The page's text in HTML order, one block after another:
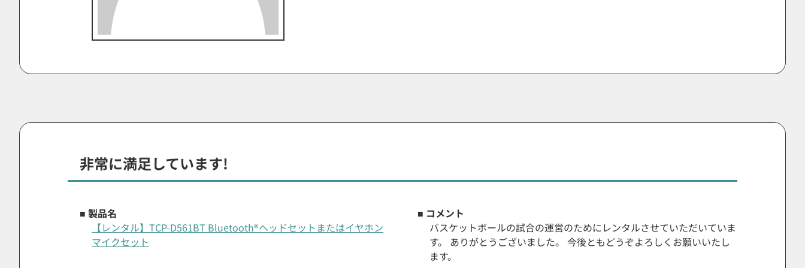
非常に満足しています!
■ 製品名
【レンタル】TCP-D561BT Bluetooth®ヘッドセットまたはイヤホン
マイクセット
■ コメント
バスケットボールの試合の運営のためにレンタルさせていただいていま
す。 ありがとうございました。 今後ともどうぞよろしくお願いいたし
ます。